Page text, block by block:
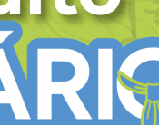
criativo e ativo
adolescentes
de
para a vida,